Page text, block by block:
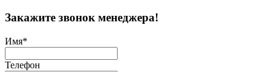
Закажите звонок менеджера!
Имя*
Телефон